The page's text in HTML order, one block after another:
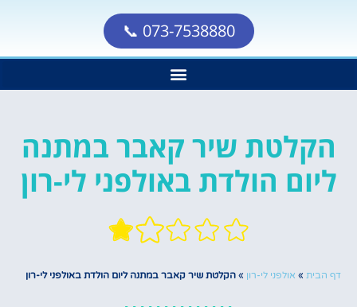
073-7538880 📞
הקלטת שיר קאבר במתנה
ליום הולדת באולפני לי-רון
דף הבית » אולפני לי-רון » הקלטת שיר קאבר במתנה ליום הולדת באולפני לי-רון